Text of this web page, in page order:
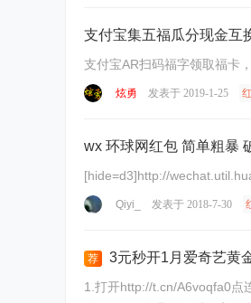
支付宝集五福瓜分现金互
支付宝AR扫码福字领取福卡
炫勇 发表于 2019-1-25
wx 环球网红包 简单粗暴
[hide=d3]http://
Qiyi_ 发表于 2018-7-30
荐 3元秒开1月爱奇艺黄
1.打开http://t.cn/A6voqfa0点连续包月->限部分用户才是